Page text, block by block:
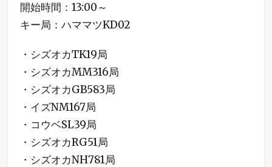
開始時間：13:00～
キー局：ハママツKD02
・シズオカTK19局
・シズオカMM316局
・シズオカGB583局
・イズNM167局
・コウベSL39局
・シズオカRG51局
・シズオカNH781局